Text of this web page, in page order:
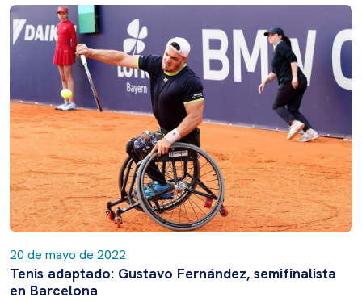
20 de mayo de 2022
Tenis adaptado: Gustavo Fernández, semifinalista
en Barcelona